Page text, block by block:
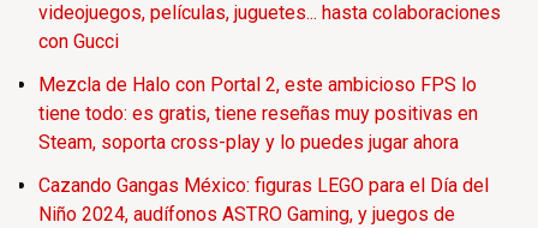
videojuegos, películas, juguetes... hasta colaboraciones
con Gucci
Mezcla de Halo con Portal 2, este ambicioso FPS lo
tiene todo: es gratis, tiene reseñas muy positivas en
Steam, soporta cross-play y lo puedes jugar ahora
Cazando Gangas México: figuras LEGO para el Día del
Niño 2024, audífonos ASTRO Gaming, y juegos de